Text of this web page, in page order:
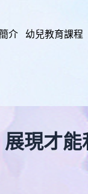
介 幼兒教育課程
現才